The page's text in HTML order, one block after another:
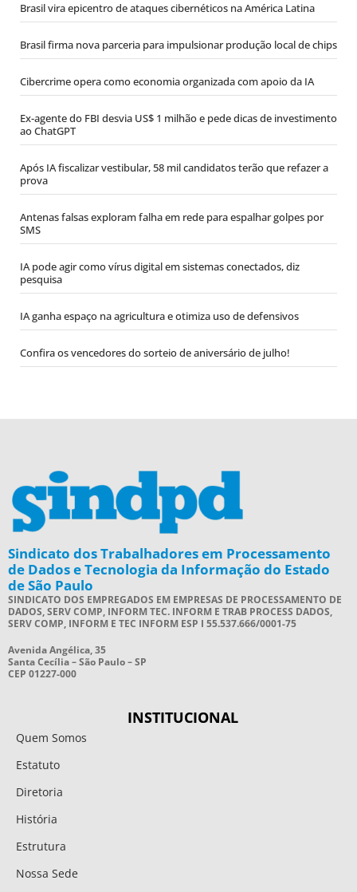
Brasil vira epicentro de ataques cibernéticos na América Latina
Brasil firma nova parceria para impulsionar produção local de chips
Cibercrime opera como economia organizada com apoio da IA
Ex-agente do FBI desvia US$ 1 milhão e pede dicas de investimento
ao ChatGPT
Após IA fiscalizar vestibular, 58 mil candidatos terão que refazer a
prova
Antenas falsas exploram falha em rede para espalhar golpes por
SMS
IA pode agir como vírus digital em sistemas conectados, diz
pesquisa
IA ganha espaço na agricultura e otimiza uso de defensivos
Confira os vencedores do sorteio de aniversário de julho!
Sindicato dos Trabalhadores em Processamento
de Dados e Tecnologia da Informação do Estado
de São Paulo
SINDICATO DOS EMPREGADOS EM EMPRESAS DE PROCESSAMENTO DE
DADOS, SERV COMP, INFORM TEC. INFORM E TRAB PROCESS DADOS,
SERV COMP, INFORM E TEC INFORM ESP I 55.537.666/0001-75
Avenida Angélica, 35
Santa Cecília – São Paulo – SP
CEP 01227-000
INSTITUCIONAL
Quem Somos
Estatuto
Diretoria
História
Estrutura
Nossa Sede